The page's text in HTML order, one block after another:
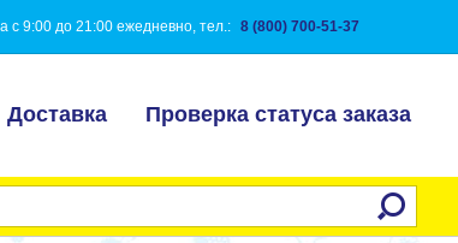
с 9:00 до 21:00 ежедневно, тел.: 8 (800) 700-51-37
Доставка Проверка статуса заказа